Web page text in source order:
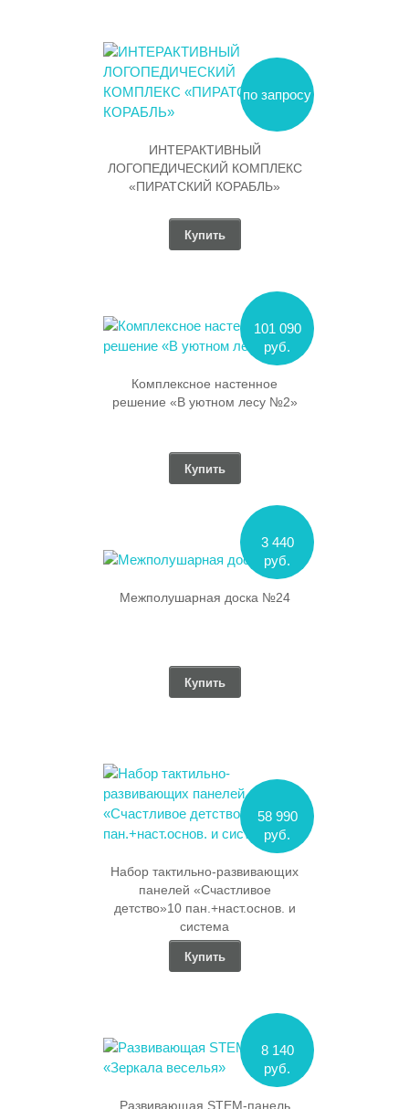
по запросу
ИНТЕРАКТИВНЫЙ
ЛОГОПЕДИЧЕСКИЙ КОМПЛЕКС
«ПИРАТСКИЙ КОРАБЛЬ»
Купить
101 090
руб.
Комплексное настенное
решение «В уютном лесу №2»
Купить
3 440
руб.
Межполушарная доска №24
Купить
58 990
руб.
Набор тактильно-развивающих
панелей «Счастливое
детство»10 пан.+наст.основ. и
система
Купить
8 140
руб.
Развивающая STEM-панель